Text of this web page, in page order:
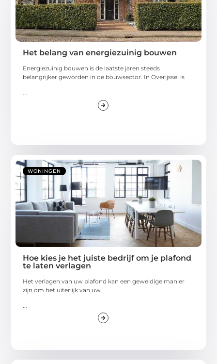
Het belang van energiezuinig bouwen
Energiezuinig bouwen is de laatste jaren steeds
belangrijker geworden in de bouwsector. In Overijssel is
WONINGEN
Hoe kies je het juiste bedrijf om je plafond
te laten verlagen
Het verlagen van uw plafond kan een geweldige manier
zijn om het uiterlijk van uw